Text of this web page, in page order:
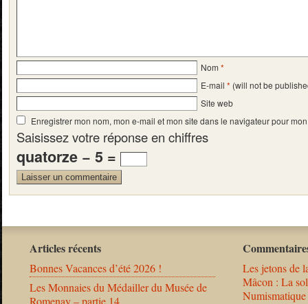
Nom *
E-mail * (will not be
Site web
Enregistrer mon nom, mon e-mail et mon site dans le navigateur pour
Saisissez votre réponse en chiffres
quatorze − 5 =
Articles récents
Bonnes Vacances d’été 2026 !
Les Monnaies du Médailler du Musée de
Les jetons de
Mâcon : La